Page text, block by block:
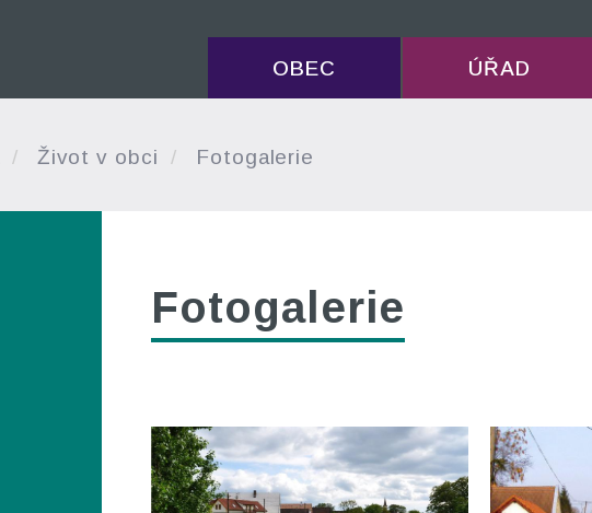
OBEC ÚŘAD
Život v obci Fotogalerie
Fotogalerie